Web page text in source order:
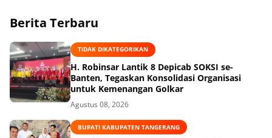
Berita Terbaru
TIDAK DIKATEGORIKAN
H. Robinsar Lantik 8 Depicab SOKSI se-
Banten, Tegaskan Konsolidasi Organisasi
untuk Kemenangan Golkar
Agustus 08, 2026
BUPATI KABUPATEN TANGERANG